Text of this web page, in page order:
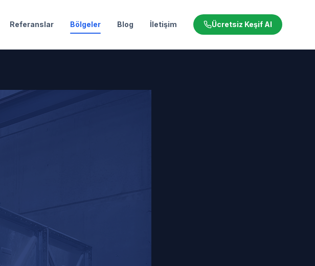
Referanslar Bölgeler Blog İletişim Ücretsiz Keşif Al